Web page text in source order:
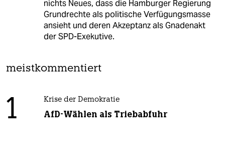
nichts Neues, dass die Hamburger Regierung
Grundrechte als politische Verfügungsmasse
ansieht und deren Akzeptanz als Gnadenakt
der SPD-Exekutive.
meistkommentiert
1 Krise der Demokratie
AfD-Wählen als Triebabfuhr